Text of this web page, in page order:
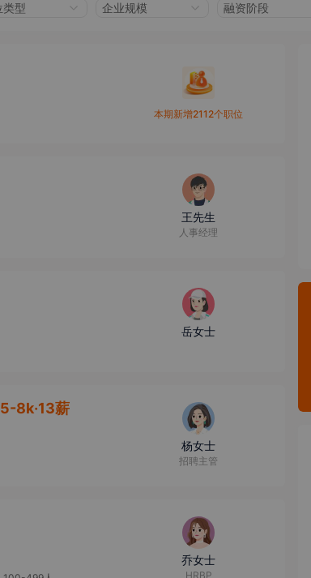
类型 企业规模 融资阶段
本期新增2112个职位
王先生
人事经理
岳女士
5-8k·13薪
杨女士
招聘主管
乔女士
HRBP